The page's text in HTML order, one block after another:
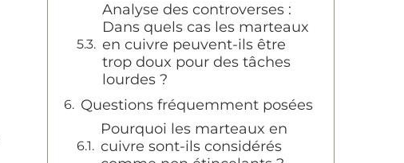
Analyse des controverses :
Dans quels cas les marteaux
en cuivre peuvent-ils être
trop doux pour des tâches
lourdes ?
Questions fréquemment posées
Pourquoi les marteaux en
cuivre sont-ils considérés